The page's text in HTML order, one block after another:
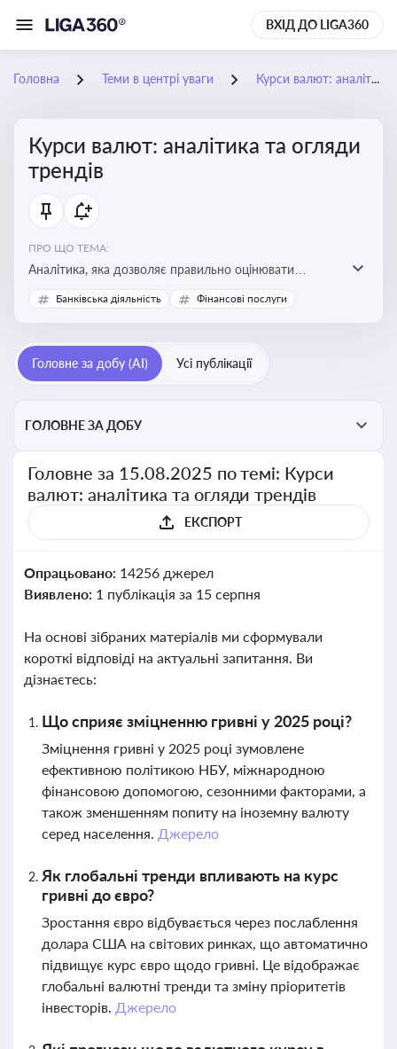
ВХІД ДО LIGA360
Головна Теми в центрі уваги Курси валют: аналітика та огляди трендів
Курси валют: аналітика та огляди
трендів
ПРО ЩО ТЕМА:
Аналітика, яка дозволяє правильно оцінювати
фінансові ризики та планувати витрати. Зміни в
курсах валют можуть вплинути на собівартість
Банківська діяльність Фінансові послуги
Головне за добу (AI) Усі публікації
ГОЛОВНЕ ЗА ДОБУ
Головне за 15.08.2025 по темі: Курси
валют: аналітика та огляди трендів
ЕКСПОРТ
Опрацьовано: 14256 джерел
Виявлено: 1 публікація за 15 серпня
На основі зібраних матеріалів ми сформували
короткі відповіді на актуальні запитання. Ви
дізнаєтесь:
Що сприяє зміцненню гривні у 2025 році?
Зміцнення гривні у 2025 році зумовлене
ефективною політикою НБУ, міжнародною
фінансовою допомогою, сезонними факторами, а
також зменшенням попиту на іноземну валюту
серед населення. Джерело
Як глобальні тренди впливають на курс
гривні до євро?
Зростання євро відбувається через послаблення
долара США на світових ринках, що автоматично
підвищує курс євро щодо гривні. Це відображає
глобальні валютні тренди та зміну пріоритетів
інвесторів. Джерело